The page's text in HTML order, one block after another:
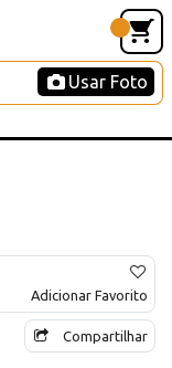
Usar Foto
Adicionar Favorito
Compartilhar